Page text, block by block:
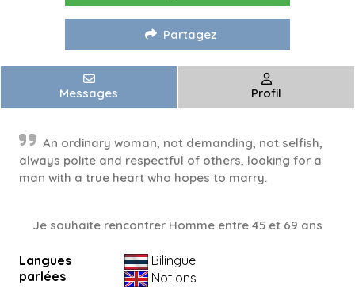
Partagez
Messages Profil
An ordinary woman, not demanding, not selfish,
always polite and respectful of others, looking for a
man with a true heart who hopes to marry.
Je souhaite rencontrer Homme entre 45 et 69 ans
Langues
parlées
Bilingue
Notions